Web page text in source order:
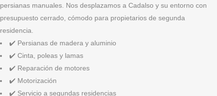
persianas manuales. Nos desplazamos a Cadalso y su entorno con
presupuesto cerrado, cómodo para propietarios de segunda
residencia.
✔️ Persianas de madera y aluminio
✔️ Cinta, poleas y lamas
✔️ Reparación de motores
✔️ Motorización
✔️ Servicio a segundas residencias